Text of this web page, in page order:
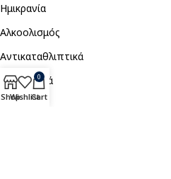
Ημικρανία
Αλκοολισμός
Αντικαταθλιπτικά
Αναλγητικά
ShopWishlist
0
Cart